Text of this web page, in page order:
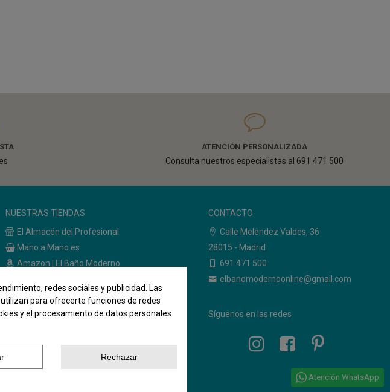
ATENCIÓN PERSONALIZADA
Consulta nuestros especialistas al 691 471 500
NUESTRAS TIENDAS
El Almacén del Profesional
Mano a Mano.es
Amazon | El Baño Moderno
CONTACTO
Calle Melendez Valdes, 36
28015 - Madrid
691 471 500
elbanomodernoonline@gmail.com
Síguenos en las redes
Atención WhatsApp
redes sociales y publicidad. Las
para ofrecerte funciones de redes
y el procesamiento de datos personales
Rechazar